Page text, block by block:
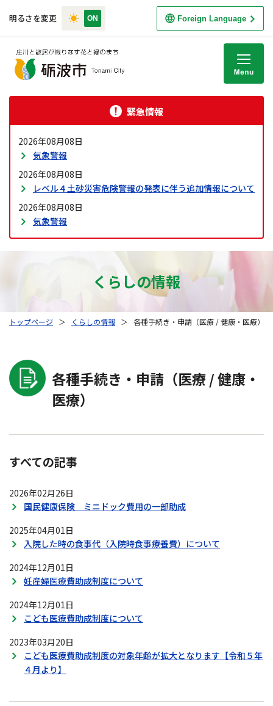
明るさを変更 Foreign Language
緊急情報
2026年08月08日
気象警報
2026年08月08日
レベル４土砂災害危険警報の発表に伴う追加情報について
2026年08月08日
気象警報
くらしの情報
トップページ ＞ くらしの情報 ＞ 各種手続き・申請（医療 / 健康・医療）
各種手続き・申請（医療 / 健康・
医療）
すべての記事
2026年02月26日
国民健康保険 ミニドック費用の一部助成
2025年04月01日
入院した時の食事代（入院時食事療養費）について
2024年12月01日
妊産婦医療費助成制度について
2024年12月01日
こども医療費助成制度について
2023年03月20日
こども医療費助成制度の対象年齢が拡大となります【令和５年
４月より】